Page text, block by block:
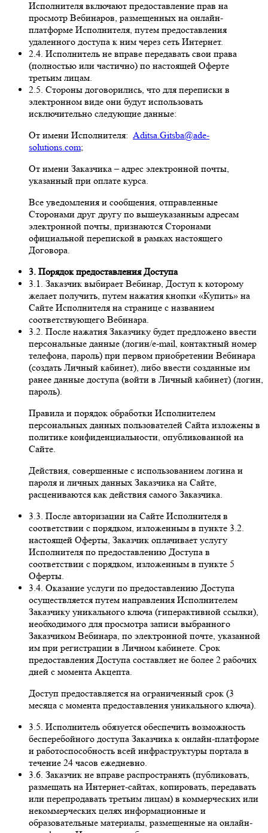
Исполнителя включают предоставление прав на
просмотр Вебинаров, размещенных на онлайн-
платформе Исполнителя, путем предоставления
удаленного доступа к ним через сеть Интернет.
2.4. Исполнитель не вправе передавать свои права
(полностью или частично) по настоящей Оферте
третьим лицам.
2.5. Стороны договорились, что для переписки в
электронном виде они будут использовать
исключительно следующие данные:
От имени Исполнителя: Aditsa.Gitsba@ade-
solutions.com;
От имени Заказчика – адрес электронной почты,
указанный при оплате курса.
Все уведомления и сообщения, отправленные
Сторонами друг другу по вышеуказанным адресам
электронной почты, признаются Сторонами
официальной перепиской в рамках настоящего
Договора.
3. Порядок предоставления Доступа
3.1. Заказчик выбирает Вебинар, Доступ к которому
желает получить, путем нажатия кнопки «Купить» на
Сайте Исполнителя на странице с названием
соответствующего Вебинара.
3.2. После нажатия Заказчику будет предложено ввести
персональные данные (логин/e-mail, контактный номер
телефона, пароль) при первом приобретении Вебинара
(создать Личный кабинет), либо ввести созданные им
ранее данные доступа (войти в Личный кабинет) (логин,
пароль).
Правила и порядок обработки Исполнителем
персональных данных пользователей Сайта изложены в
политике конфиденциальности, опубликованной на
Сайте.
Действия, совершенные с использованием логина и
пароля и личных данных Заказчика на Сайте,
расцениваются как действия самого Заказчика.
3.3. После авторизации на Сайте Исполнителя в
соответствии с порядком, изложенным в пункте 3.2.
настоящей Оферты, Заказчик оплачивает услугу
Исполнителя по предоставлению Доступа в
соответствии с порядком, изложенным в пункте 5
Оферты.
3.4. Оказание услуги по предоставлению Доступа
осуществляется путем направления Исполнителем
Заказчику уникального ключа (гиперактивной ссылки),
необходимого для просмотра записи выбранного
Заказчиком Вебинара, по электронной почте, указанной
им при регистрации в Личном кабинете. Срок
предоставления Доступа составляет не более 2 рабочих
дней с момента Акцепта.
Доступ предоставляется на ограниченный срок (3
месяца с момента предоставления уникального ключа).
3.5. Исполнитель обязуется обеспечить возможность
бесперебойного доступа Заказчика к онлайн-платформе
и работоспособность всей инфраструктуры портала в
течение 24 часов ежедневно.
3.6. Заказчик не вправе распространять (публиковать,
размещать на Интернет-сайтах, копировать, передавать
или перепродавать третьим лицам) в коммерческих или
некоммерческих целях информационные и
образовательные материалы, размещенные на онлайн-